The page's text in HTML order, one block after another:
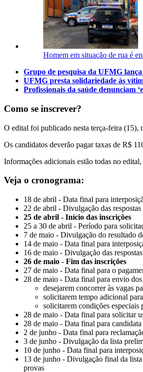
Homem em situação de rua é
Grupo de pesquisa da UFMG
UFMG presta solidariedade às
Profissionais da saúde denunciam
Como se inscrever?
O edital foi publicado nesta terça-feira (15),
Os candidatos deverão pagar taxas de R$
Informações adicionais estão todas no edital,
Veja o cronograma:
18 de abril - Data final para
22 de abril - Divulgação das
25 de abril - Início das inscrições
25 a 30 de abril - Período para
7 de maio - Divulgação do resultado
14 de maio - Data final para
16 de maio - Divulgação das
26 de maio - Fim das inscrições
27 de maio - Data final para o
28 de maio - Data final para envio
desejarem concorrer às vagas
solicitarem tempo adicional
solicitarem condições
28 de maio - Data final para solicitar
28 de maio - Data final para
2 de junho - Data final para
3 de junho - Divulgação da lista
10 de junho - Data final para
13 de junho - Divulgação final da lista
provas